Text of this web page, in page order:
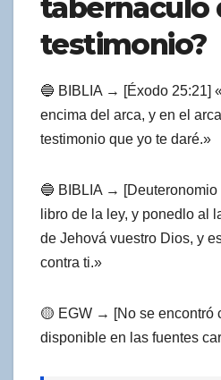
tabernáculo
testimonio?
🔵 BIBLIA → [Éxodo 25:21]
encima del arca, y en el
testimonio que yo te daré.»
🔵 BIBLIA → [Deuteronomio
libro de la ley, y ponedlo al
de Jehová vuestro Dios, y
contra ti.»
🟡 EGW → [No se encontró
disponible en las fuentes